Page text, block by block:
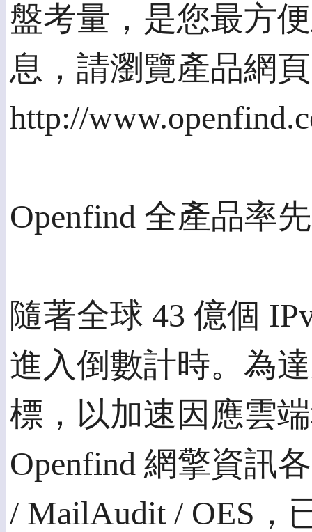
盤考量，是您最方
息，請瀏覽產品網頁
http://
Openfind 全產品率
隨著全球 43 億個
進入倒數計時。為
標，以加速因應雲
Openfind 網擎資訊
/ MailAudit / OES，